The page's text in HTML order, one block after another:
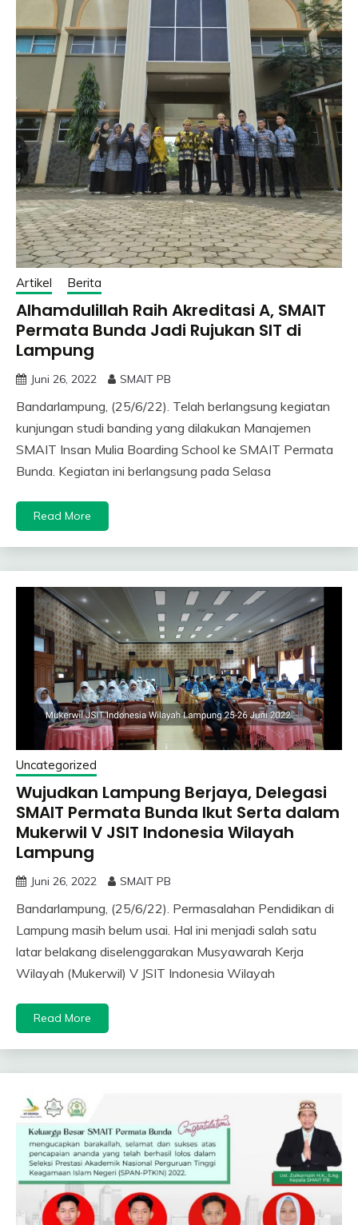
Artikel Berita
Alhamdulillah Raih Akreditasi A, SMAIT
Permata Bunda Jadi Rujukan SIT di
Lampung
Juni 26, 2022 SMAIT PB
Bandarlampung, (25/6/22). Telah berlangsung kegiatan
kunjungan studi banding yang dilakukan Manajemen
SMAIT Insan Mulia Boarding School ke SMAIT Permata
Bunda. Kegiatan ini berlangsung pada Selasa
Read More
Uncategorized
Wujudkan Lampung Berjaya, Delegasi
SMAIT Permata Bunda Ikut Serta dalam
Mukerwil V JSIT Indonesia Wilayah
Lampung
Juni 26, 2022 SMAIT PB
Bandarlampung, (25/6/22). Permasalahan Pendidikan di
Lampung masih belum usai. Hal ini menjadi salah satu
latar belakang diselenggarakan Musyawarah Kerja
Wilayah (Mukerwil) V JSIT Indonesia Wilayah
Read More